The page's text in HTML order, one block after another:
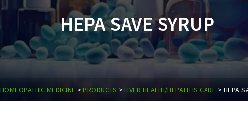
HEPA SAVE SYRUP
HOMEOPATHIC MEDICINE >PRODUCTS > LIVER HEALTH/HEPATITIS CARE > HEPA